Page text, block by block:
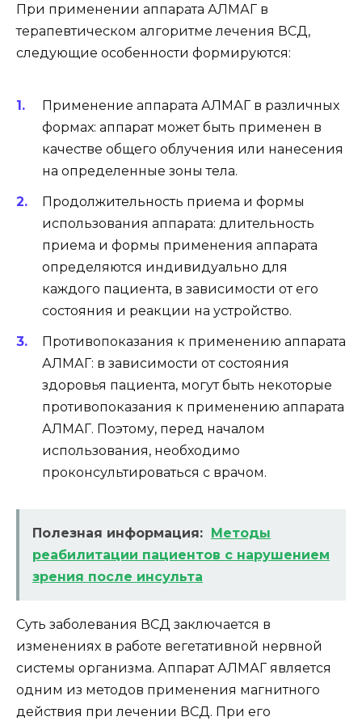
При применении аппарата АЛМАГ в
терапевтическом алгоритме лечения ВСД,
следующие особенности формируются:
Применение аппарата АЛМАГ в различных
формах: аппарат может быть применен в
качестве общего облучения или нанесения
на определенные зоны тела.
Продолжительность приема и формы
использования аппарата: длительность
приема и формы применения аппарата
определяются индивидуально для
каждого пациента, в зависимости от его
состояния и реакции на устройство.
Противопоказания к применению аппарата
АЛМАГ: в зависимости от состояния
здоровья пациента, могут быть некоторые
противопоказания к применению аппарата
АЛМАГ. Поэтому, перед началом
использования, необходимо
проконсультироваться с врачом.
Полезная информация:
Методы
реабилитации пациентов с нарушением
зрения после инсульта
Суть заболевания ВСД заключается в
изменениях в работе вегетативной нервной
системы организма. Аппарат АЛМАГ является
одним из методов применения магнитного
действия при лечении ВСД. При его